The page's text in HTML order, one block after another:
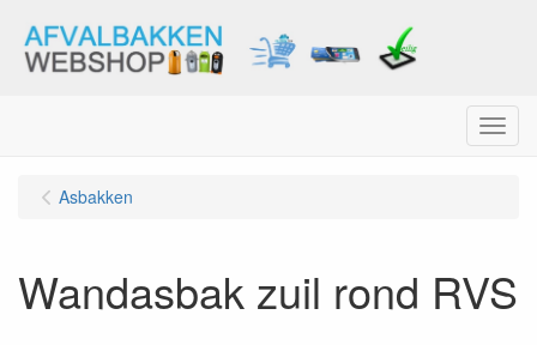
Menu
Asbakken
Wandasbak zuil rond RVS